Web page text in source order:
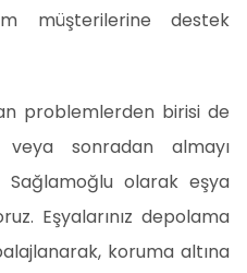
müşterilerine destek
problemlerden birisi de
veya sonradan almayı
Sağlamoğlu olarak eşya
Eşyalarınız depolama
koruma altına